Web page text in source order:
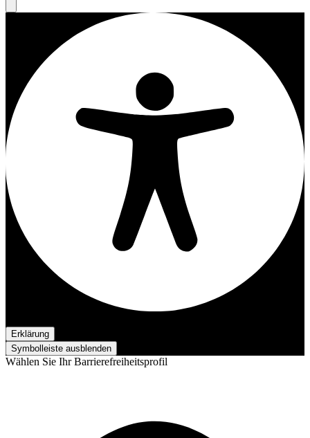
Erklärung
Symbolleiste ausblenden
Wählen Sie Ihr Barrierefreiheitsprofil